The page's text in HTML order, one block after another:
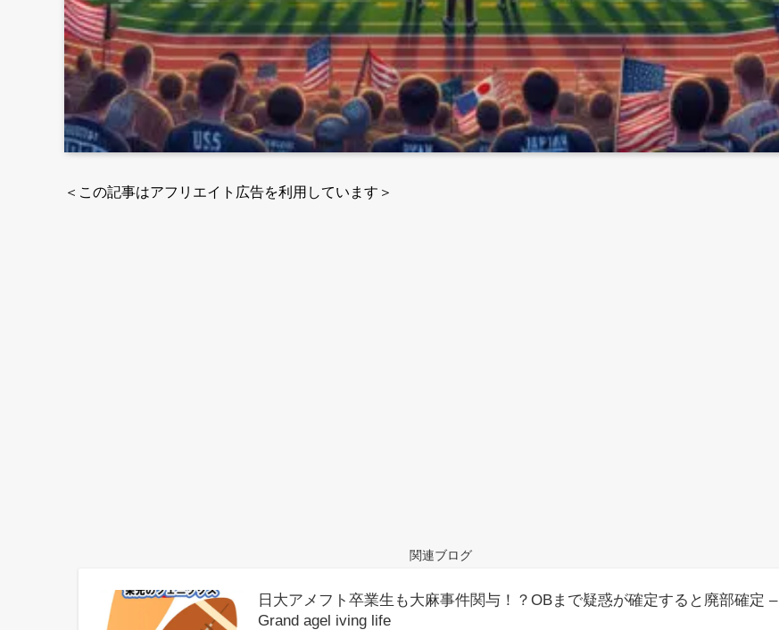
＜この記事はアフリエイト広告を利用しています＞
関連ブログ
日大アメフト卒業生も大麻事件関与！？OBまで疑惑が確定すると廃部確定 –
Grand agel iving life